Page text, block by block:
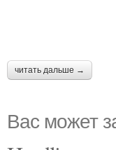
читать дальше →
Вас может